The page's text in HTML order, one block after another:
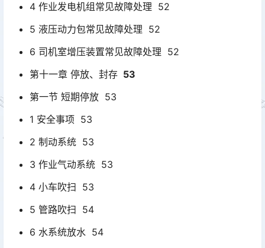
4 作业发电机组常见故障处理 52
5 液压动力包常见故障处理 52
6 司机室增压装置常见故障处理 52
第十一章 停放、封存 53
第一节 短期停放 53
1 安全事项 53
2 制动系统 53
3 作业气动系统 53
4 小车吹扫 53
5 管路吹扫 54
6 水系统放水 54